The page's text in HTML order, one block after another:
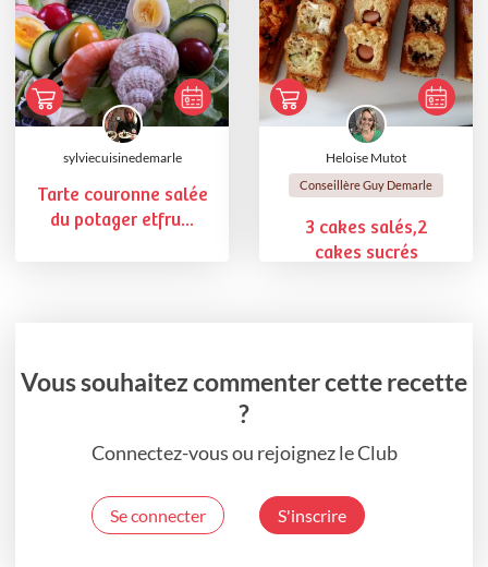
sylviecuisinedemarle
Tarte couronne salée
du potager etfru...
Heloise Mutot
Conseillère Guy Demarle
3 cakes salés,2
cakes sucrés
Vous souhaitez commenter cette recette
?
Connectez-vous ou rejoignez le Club
Se connecter S'inscrire